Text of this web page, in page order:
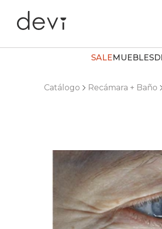
SALEMUEBLES
Catálogo Recámara + Baño